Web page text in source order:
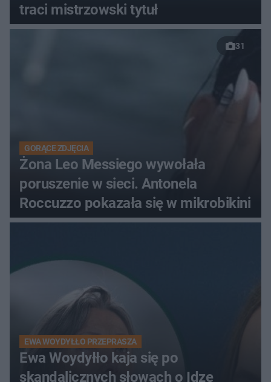
traci mistrzowski tytuł
31
GORĄCE ZDJĘCIA
Żona Leo Messiego wywołała
poruszenie w sieci. Antonela
Roccuzzo pokazała się w mikrobikini
EWA WOYDYŁŁO PRZEPRASZA
Ewa Woydyłło kaja się po
skandalicznych słowach o Idze